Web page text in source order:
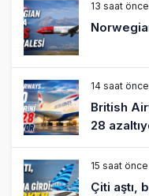
13 saat önce
14 saat önce
British
28
15 saat önce
Çiti aştı,